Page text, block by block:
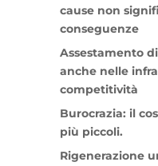
cause non
conseguenze
Assestamento
anche nelle
competitività
Burocrazia: il
più piccoli.
Rigenerazione